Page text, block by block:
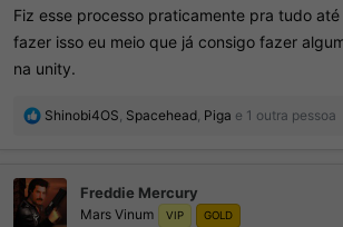
Fiz esse processo praticamente pra tudo
fazer isso eu meio que já consigo fazer
na unity.
R
ç
õ
e
Shinobi4OS, Spacehead, Piga e 1 outra pessoa
Freddie Mercury
Mars Vinum VIP GOLD